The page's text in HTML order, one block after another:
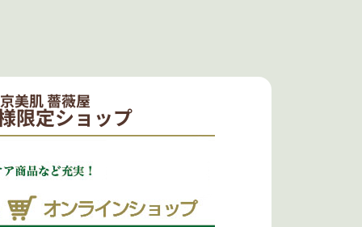
京美肌 薔薇屋
限定ショップ